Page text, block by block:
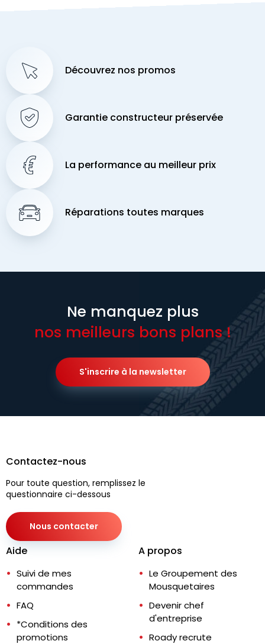
Découvrez nos promos
Garantie constructeur préservée
La performance au meilleur prix
Réparations toutes marques
Ne manquez plus
nos meilleurs bons plans !
S'inscrire à la newsletter
Contactez-nous
Pour toute question, remplissez le
questionnaire ci-dessous
Nous contacter
Aide
Suivi de mes
commandes
FAQ
*Conditions des
promotions
A propos
Le Groupement des
Mousquetaires
Devenir chef
d'entreprise
Roady recrute